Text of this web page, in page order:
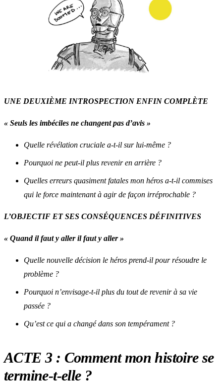
UNE DEUXIÈME INTROSPECTION ENFIN COMPLÈTE
« Seuls les imbéciles ne changent pas d’avis »
Quelle révélation cruciale a-t-il sur lui-même ?
Pourquoi ne peut-il plus revenir en arrière ?
Quelles erreurs quasiment fatales mon héros a-t-il commises
qui le force maintenant à agir de façon irréprochable ?
L’OBJECTIF ET SES CONSÉQUENCES DÉFINITIVES
« Quand il faut y aller il faut y aller »
Quelle nouvelle décision le héros prend-il pour résoudre le
problème ?
Pourquoi n’envisage-t-il plus du tout de revenir à sa vie
passée ?
Qu’est ce qui a changé dans son tempérament ?
ACTE 3 : Comment mon histoire se
termine-t-elle ?